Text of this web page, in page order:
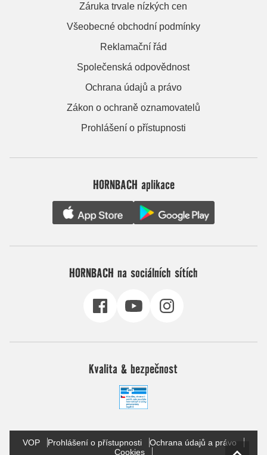
Záruka trvale nízkých cen
Všeobecné obchodní podmínky
Reklamační řád
Společenská odpovědnost
Ochrana údajů a právo
Zákon o ochraně oznamovatelů
Prohlášení o přístupnosti
HORNBACH aplikace
HORNBACH na sociálních sítích
Kvalita & bezpečnost
VOP Prohlášení o přístupnosti
Ochrana údajů a právo
Cookies